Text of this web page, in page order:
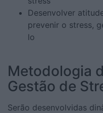
Desenvolver
prevenir o stress,
lo
Metodologia
Gestão de
Serão desenvolvidas